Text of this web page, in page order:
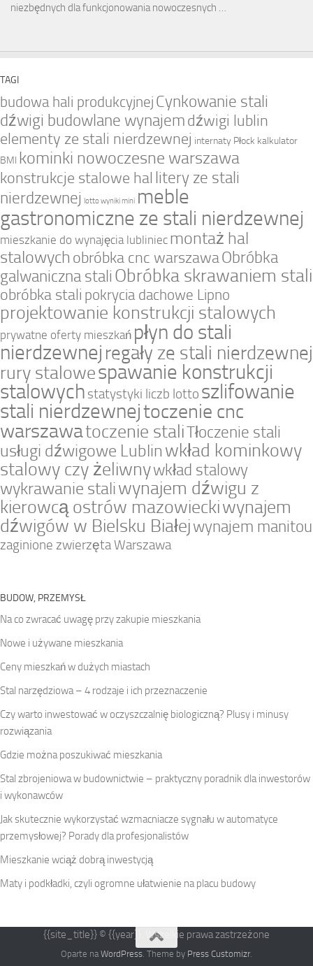
niezbędnych dla funkcjonowania nowoczesnych …
TAGI
budowa hali produkcyjnej Cynkowanie stali
dźwigi budowlane wynajemdźwigi lublin
elementy ze stali nierdzewnej internaty Płock kalkulator
BMI kominki nowoczesne warszawa
konstrukcje stalowe hal litery ze stali
nierdzewnej lotto wyniki mini meble
gastronomiczne ze stali nierdzewnej
mieszkanie do wynajęcia lubliniec montaż hal
stalowych obróbka cnc warszawaObróbka
galwaniczna stali Obróbka skrawaniem stali
obróbka stali pokrycia dachowe Lipno
projektowanie konstrukcji stalowych
prywatne oferty mieszkań płyn do stali
nierdzewnej regały ze stali nierdzewnej
rury stalowespawanie konstrukcji
stalowych statystyki liczb lotto szlifowanie
stali nierdzewnejtoczenie cnc
warszawatoczenie staliTłoczenie stali
usługi dźwigowe Lublin wkład kominkowy
stalowy czy żeliwnywkład stalowy
wykrawanie staliwynajem dźwigu z
kierowcą ostrów mazowieckiwynajem
dźwigów w Bielsku Białejwynajem manitou
zaginione zwierzęta Warszawa
BUDOW, PRZEMYSŁ
Na co zwracać uwagę przy zakupie mieszkania
Nowe i używane mieszkania
Ceny mieszkań w dużych miastach
Stal narzędziowa – 4 rodzaje i ich przeznaczenie
Czy warto inwestować w oczyszczalnię biologiczną? Plusy i minusy
rozwiązania
Gdzie można poszukiwać mieszkania
Stal zbrojeniowa w budownictwie – praktyczny poradnik dla inwestorów
i wykonawców
Jak skutecznie wykorzystać wzmacniacze sygnału w automatyce
przemysłowej? Porady dla profesjonalistów
Mieszkanie wciąż dobrą inwestycją
Maty i podkładki, czyli ogromne ułatwienie na placu budowy
{{site_title}} © {{year}}. Wszelkie prawa zastrzeżone
Oparte naWordPress. Theme by Press Customizr.